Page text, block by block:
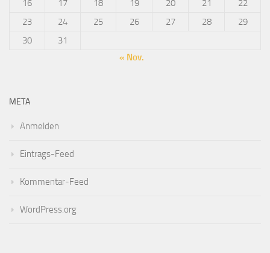
16
17 18 19 20 21
22
23
24 25 26 27 28
29
30
31
« Nov.
META
Anmelden
Eintrags-Feed
Kommentar-Feed
WordPress.org